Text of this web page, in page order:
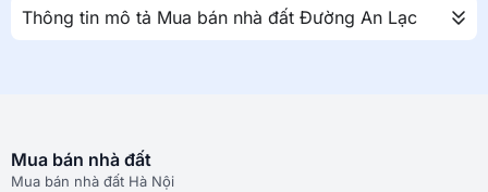
Thông tin mô tả Mua bán nhà đất Đường An Lạc
Mua bán nhà đất
Mua bán nhà đất Hà Nội